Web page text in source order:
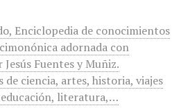
Enciclopedia de conocimientos
adornada con
Fuentes y Muñiz.
de ciencia, artes, historia, viajes
literatura,…